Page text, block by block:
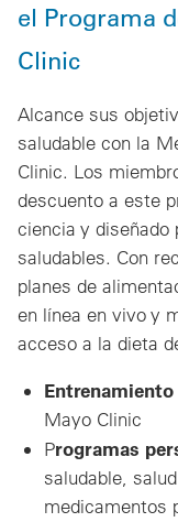
el Programa
Clinic
Alcance sus
saludable con la
Clinic. Los
descuento a este
ciencia y diseñado
saludables. Con
planes de
en línea en vivo y
acceso a la dieta
Mayo Clinic
Programas
saludable,
medicamentos